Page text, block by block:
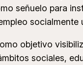
señuelo para
objetivo
sociales,